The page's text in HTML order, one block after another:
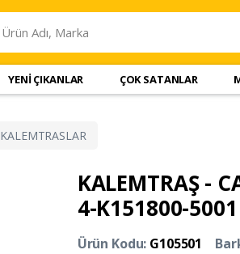
YENİ ÇIKANLAR ÇOK SATANLAR
KALEMTRASLAR
KALEMTRAŞ -
4-K151800-5001
Ürün Kodu: G105501